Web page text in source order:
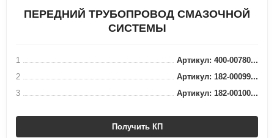
ПЕРЕДНИЙ ТРУБОПРОВОД СМАЗОЧНОЙ
СИСТЕМЫ
1
Артикул: 400-00780...
2
Артикул: 182-00099...
3
Артикул: 182-00100...
Получить КП